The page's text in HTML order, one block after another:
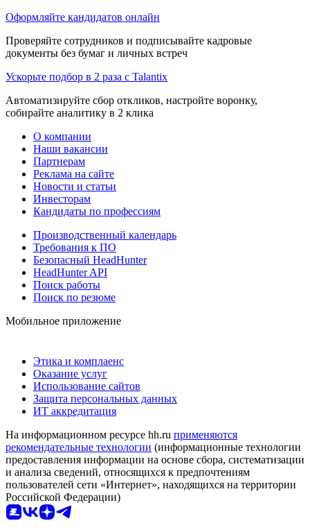
Оформляйте кандидатов онлайн
Проверяйте сотрудников и подписывайте кадровые
документы без бумаг и личных встреч
Ускорьте подбор в 2 раза с Talantix
Автоматизируйте сбор откликов, настройте воронку,
собирайте аналитику в 2 клика
О компании
Наши вакансии
Партнерам
Реклама на сайте
Новости и статьи
Инвесторам
Кандидаты по профессиям
Производственный календарь
Требования к ПО
Безопасный HeadHunter
HeadHunter API
Поиск работы
Поиск по резюме
Мобильное приложение
Этика и комплаенс
Оказание услуг
Использование сайтов
Защита персональных данных
ИТ аккредитация
На информационном ресурсе hh.ru применяются
рекомендательные технологии (информационные технологии
предоставления информации на основе сбора, систематизации
и анализа сведений, относящихся к предпочтениям
пользователей сети «Интернет», находящихся на территории
Российской Федерации)